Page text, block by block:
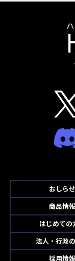
おしらせ
商品情報
はじめての
法人・行政
採用情報